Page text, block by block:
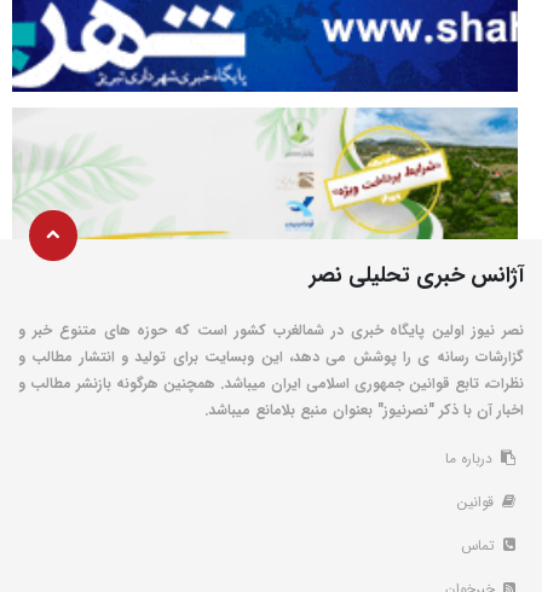
آژانس خبری تحلیلی نصر
نصر نیوز اولین پایگاه خبری در شمالغرب کشور است که حوزه های متنوع خبر و
گزارشات رسانه ی را پوشش می دهد، این وبسایت برای تولید و انتشار مطالب و
نظرات، تابع قوانین جمهوری اسلامی ایران میباشد. همچنین هرگونه بازنشر مطالب و
اخبار آن با ذکر "نصرنیوز" بعنوان منبع بلامانع میباشد.
درباره ما
قوانین
تماس